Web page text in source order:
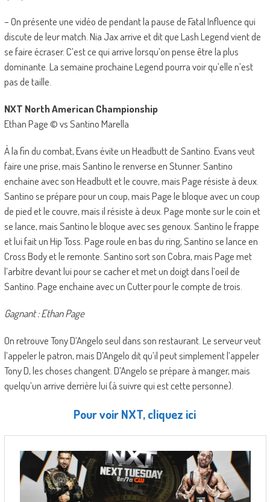
– On présente une vidéo de pendant la pause de Fatal Influence qui
discute de leur match. Nia Jax arrive et dit que Lash Legend vient de
se faire écraser. C’est ce qui arrive lorsqu’on pense être la plus
dominante. La semaine prochaine Legend pourra voir qu’elle n’est
pas de taille.
NXT North American Championship
Ethan Page © vs Santino Marella
À la fin du combat, Evans évite un Headbutt de Santino. Evans veut
faire une prise, mais Santino le renverse en Stunner. Santino
enchaine avec son Headbutt et le couvre, mais Page résiste à deux.
Santino se prépare pour un coup, mais Page le bloque avec un coup
de pied et le couvre, mais il résiste à deux. Page monte sur le coin et
se lance, mais Santino le bloque avec ses genoux. Santino le frappe
et lui fait un Hip Toss. Page roule en bas du ring, Santino se lance en
Cross Body et le remonte. Santino sort son Cobra, mais Page met
l’arbitre devant lui pour se cacher et met un doigt dans l’oeil de
Santino. Page enchaine avec un Cutter pour le compte de trois.
Gagnant : Ethan Page
On retrouve Tony D’Angelo seul dans son restaurant. Le serveur veut
l’appeler le patron, mais D’Angelo dit qu’il peut simplement l’appeler
Tony D, les choses changent. D’Angelo se prépare à manger, mais
quelqu’un arrive derrière lui (à suivre qui est cette personne).
Pour voir NXT, cliquez ici